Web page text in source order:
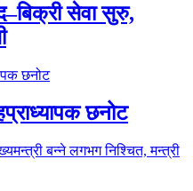
सेवा सुरु,
छनोट